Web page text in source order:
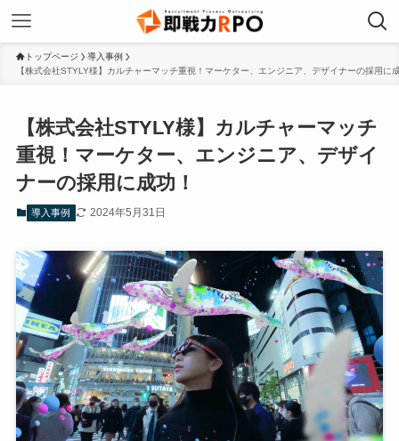
トップページ
導入事例
【株式会社STYLY様】カルチャーマッチ重視！マーケター、エンジニア、デザイナーの採用に
【株式会社STYLY様】カルチャーマッチ
重視！マーケター、エンジニア、デザイ
ナーの採用に成功！
導入事例 2024年5月31日